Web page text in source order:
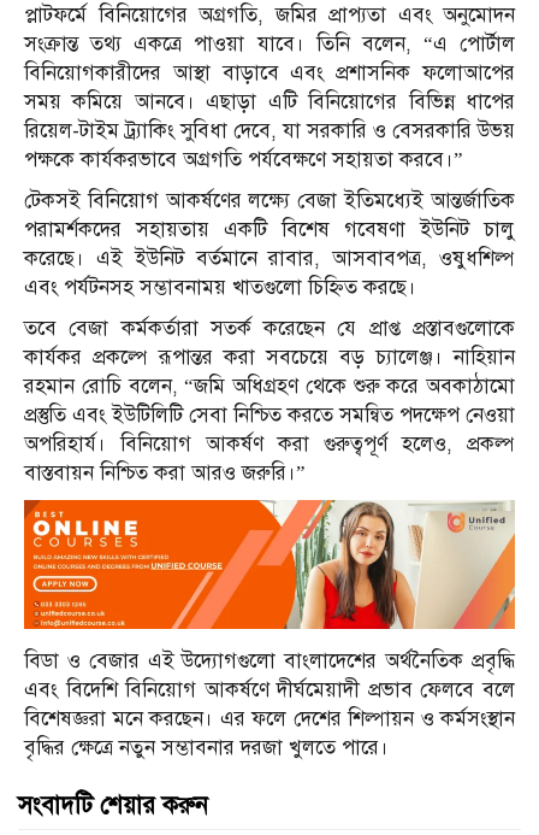
প্লাটফর্মে বিনিয়োগের অগ্রগতি, জমির প্রাপ্যতা এবং অনুমোদন
সংক্রান্ত তথ্য একত্রে পাওয়া যাবে। তিনি বলেন, “এ পোর্টাল
বিনিয়োগকারীদের আস্থা বাড়াবে এবং প্রশাসনিক ফলোআপের
সময় কমিয়ে আনবে। এছাড়া এটি বিনিয়োগের বিভিন্ন ধাপের
রিয়েল-টাইম ট্র্যাকিং সুবিধা দেবে, যা সরকারি ও বেসরকারি উভয়
পক্ষকে কার্যকরভাবে অগ্রগতি পর্যবেক্ষণে সহায়তা করবে।”
টেকসই বিনিয়োগ আকর্ষণের লক্ষ্যে বেজা ইতিমধ্যেই আন্তর্জাতিক
পরামর্শকদের সহায়তায় একটি বিশেষ গবেষণা ইউনিট চালু
করেছে। এই ইউনিট বর্তমানে রাবার, আসবাবপত্র, ওষুধশিল্প
এবং পর্যটনসহ সম্ভাবনাময় খাতগুলো চিহ্নিত করছে।
তবে বেজা কর্মকর্তারা সতর্ক করেছেন যে প্রাপ্ত প্রস্তাবগুলোকে
কার্যকর প্রকল্পে রূপান্তর করা সবচেয়ে বড় চ্যালেঞ্জ। নাহিয়ান
রহমান রোচি বলেন, “জমি অধিগ্রহণ থেকে শুরু করে অবকাঠামো
প্রস্তুতি এবং ইউটিলিটি সেবা নিশ্চিত করতে সমন্বিত পদক্ষেপ নেওয়া
অপরিহার্য। বিনিয়োগ আকর্ষণ করা গুরুত্বপূর্ণ হলেও, প্রকল্প
বাস্তবায়ন নিশ্চিত করা আরও জরুরি।”
বিডা ও বেজার এই উদ্যোগগুলো বাংলাদেশের অর্থনৈতিক প্রবৃদ্ধি
এবং বিদেশি বিনিয়োগ আকর্ষণে দীর্ঘমেয়াদী প্রভাব ফেলবে বলে
বিশেষজ্ঞরা মনে করছেন। এর ফলে দেশের শিল্পায়ন ও কর্মসংস্থান
বৃদ্ধির ক্ষেত্রে নতুন সম্ভাবনার দরজা খুলতে পারে।
সংবাদটি শেয়ার করুন